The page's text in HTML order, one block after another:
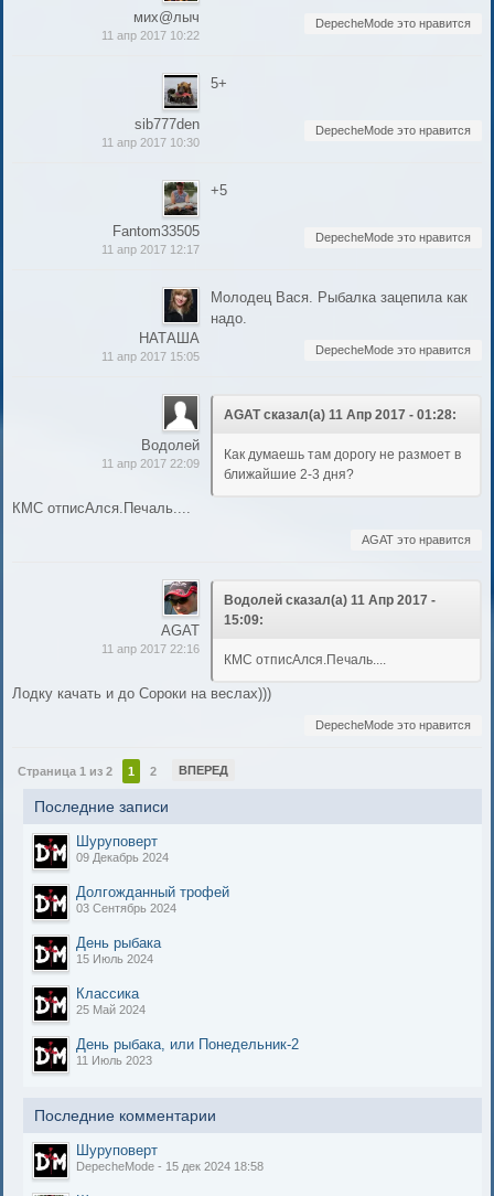
мих@лыч
11 апр 2017 10:22
DepecheMode это нравится
sib777den
11 апр 2017 10:30
5+
DepecheMode это нравится
Fantom33505
11 апр 2017 12:17
+5
DepecheMode это нравится
НАТАША
11 апр 2017 15:05
Молодец Вася. Рыбалка зацепила как
надо.
DepecheMode это нравится
Водолей
11 апр 2017 22:09
AGAT сказал(а) 11 Апр 2017 - 01:28:
Как думаешь там дорогу не размоет в
ближайшие 2-3 дня?
КМС отписАлся.Печаль....
AGAT это нравится
AGAT
11 апр 2017 22:16
Водолей сказал(а) 11 Апр 2017 -
15:09:
КМС отписАлся.Печаль....
Лодку качать и до Сороки на веслах)))
DepecheMode это нравится
Страница 1 из 2 1 2 ВПЕРЕД
Последние записи
Шуруповерт
09 Декабрь 2024
Долгожданный трофей
03 Сентябрь 2024
День рыбака
15 Июль 2024
Классика
25 Май 2024
День рыбака, или Понедельник-2
11 Июль 2023
Последние комментарии
Шуруповерт
DepecheMode - 15 дек 2024 18:58